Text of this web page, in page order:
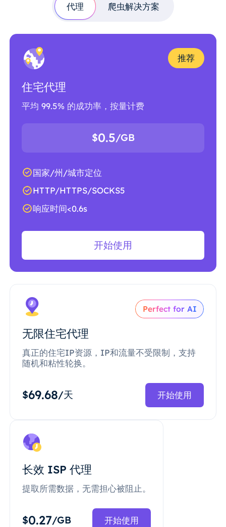
代理 爬虫解决方案
推荐
住宅代理
平均 99.5% 的成功率，按量计费
$0.5/GB
国家/州/城市定位
HTTP/HTTPS/SOCKS5
响应时间<0.6s
开始使用
Perfect for AI
无限住宅代理
真正的住宅IP资源，IP和流量不受限制，支持
随机和粘性轮换。
$69.68/天 开始使用
长效 ISP 代理
提取所需数据，无需担心被阻止。
$0.27/GB 开始使用